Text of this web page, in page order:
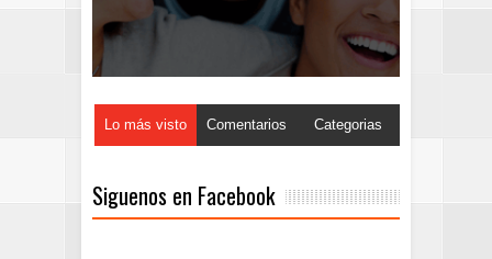
Lo más visto Comentarios Categorias
Siguenos en Facebook